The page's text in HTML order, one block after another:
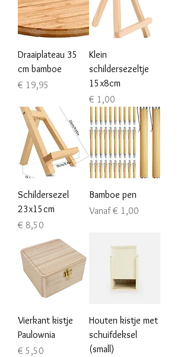
Draaiplateau 35
cm bamboe
Prijs
€ 19,95
Klein
schildersezeltje
15x8cm
Prijs
€ 1,00
Schildersezel
23x15cm
Prijs
€ 8,50
Bamboe pen
Vanaf€ 1,00
Verkoopprijs
Vierkant kistje
Paulownia
Prijs
€ 5,50
Houten kistje met
schuifdeksel
(small)